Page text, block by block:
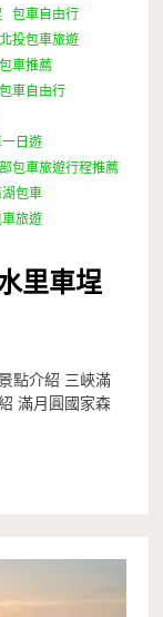
包車自由行
北投包車旅遊
車推薦
車自由行
日遊
包車旅遊行程推薦
包車
旅遊
里車埕
點介紹 三峽滿
滿月圓國家森